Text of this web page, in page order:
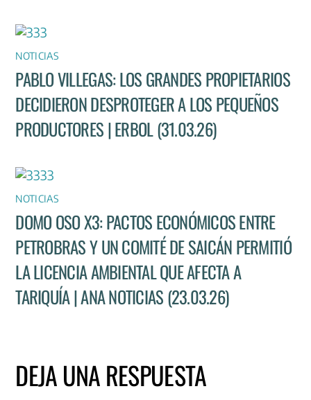
NOTICIAS
PABLO VILLEGAS: LOS GRANDES PROPIETARIOS
DECIDIERON DESPROTEGER A LOS PEQUEÑOS
PRODUCTORES | ERBOL (31.03.26)
NOTICIAS
DOMO OSO X3: PACTOS ECONÓMICOS ENTRE
PETROBRAS Y UN COMITÉ DE SAICÁN PERMITIÓ
LA LICENCIA AMBIENTAL QUE AFECTA A
TARIQUÍA | ANA NOTICIAS (23.03.26)
DEJA UNA RESPUESTA